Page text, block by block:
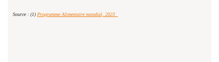
Source : (1) Programme Alimentaire mondial, 2023